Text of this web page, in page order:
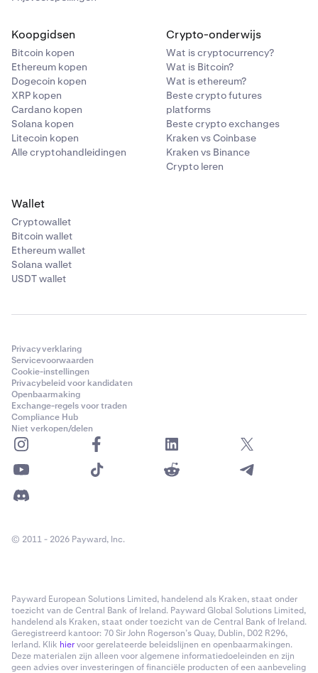
Koopgidsen
Bitcoin kopen
Ethereum kopen
Dogecoin kopen
XRP kopen
Cardano kopen
Solana kopen
Litecoin kopen
Alle cryptohandleidingen
Crypto-onderwijs
Wat is cryptocurrency?
Wat is Bitcoin?
Wat is ethereum?
Beste crypto futures
platforms
Beste crypto exchanges
Kraken vs Coinbase
Kraken vs Binance
Crypto leren
Wallet
Cryptowallet
Bitcoin wallet
Ethereum wallet
Solana wallet
USDT wallet
Privacyverklaring
Servicevoorwaarden
Cookie-instellingen
Privacybeleid voor kandidaten
Openbaarmaking
Exchange-regels voor traden
Compliance Hub
Niet verkopen/delen
© 2011 - 2026 Payward, Inc.
Payward European Solutions Limited, handelend als Kraken, staat onder
toezicht van de Central Bank of Ireland. Payward Global Solutions Limited,
handelend als Kraken, staat onder toezicht van de Central Bank of Ireland.
Geregistreerd kantoor: 70 Sir John Rogerson’s Quay, Dublin, D02 R296,
Ierland. Klik hiervoor gerelateerde beleidslijnen en openbaarmakingen.
Deze materialen zijn alleen voor algemene informatiedoeleinden en zijn
geen advies over investeringen of financiële producten of een aanbeveling